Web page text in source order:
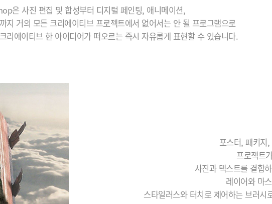
은 사진 편집 및 합성부터 디지털 페인팅, 애니메이션,
지 거의 모든 크리에이티브 프로젝트에서 없어서는 안 될 프로그램으로
리에이티브 한 아이디어가 떠오르는 즉시 자유롭게 표현할 수 있습니다.
포스터, 패키지
프로젝트
사진과 텍스트를 결합
레이어와 마
스타일러스와 터치로 제어하는 브러시